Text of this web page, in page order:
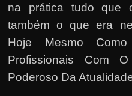
na prática tudo que
também o que era
Hoje Mesmo Como
Profissionais Com
Poderoso Da